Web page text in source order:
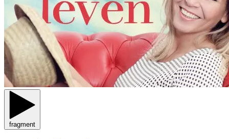
fragment